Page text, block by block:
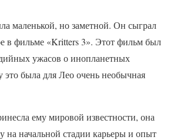
маленькой, но заметной. Он сыграл
в фильме «Kritters 3». Этот фильм был
ужасов о инопланетных
это была для Лео очень необычная
ему мировой известности, она
на начальной стадии карьеры и опыт